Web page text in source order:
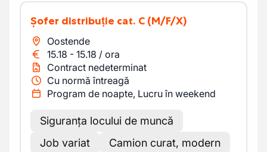
Șofer distribuție cat. C (M/F/X)
Oostende
15.18 - 15.18 / ora
Contract nedeterminat
Cu normă întreagă
Program de noapte, Lucru în weekend
Siguranța locului de muncă
Job variat
Camion curat, modern